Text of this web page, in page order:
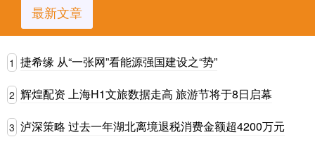
最新文章
1 捷希缘 从“一张网”看能源强国建设之“势”
2 辉煌配资 上海H1文旅数据走高 旅游节将于8日启幕
3 泸深策略 过去一年湖北离境退税消费金额超4200万元